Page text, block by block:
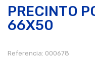
PRECINTO
66X50
Referencia: 000678